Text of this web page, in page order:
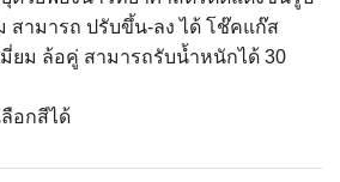
สามารถ ปรับขึ้น-ลง ได้ โช๊คแก๊ส
ยม ล้อคู่ สามารถรับน้ำหนักได้ 30
ลือกสีได้